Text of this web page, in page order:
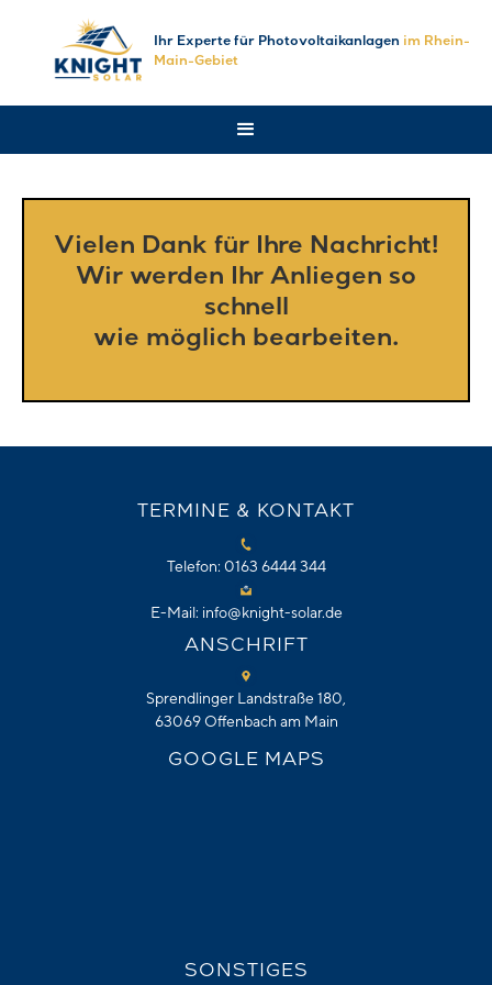
Ihr Experte für Photovoltaikanlagen im Rhein-
Main-Gebiet
Vielen Dank für Ihre Nachricht!
Wir werden Ihr Anliegen so
schnell
wie möglich bearbeiten.
TERMINE & KONTAKT
Telefon: 0163 6444 344
E-Mail: info@knight-solar.de
ANSCHRIFT
Sprendlinger Landstraße 180,
63069 Offenbach am Main
GOOGLE MAPS
SONSTIGES